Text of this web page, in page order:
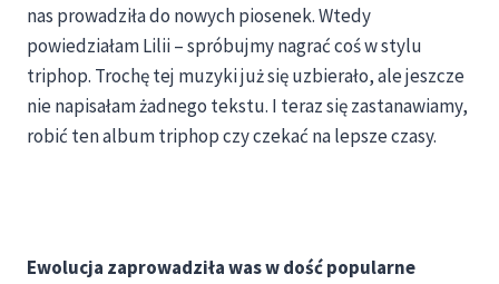
nas prowadziła do nowych piosenek. Wtedy
powiedziałam Lilii – spróbujmy nagrać coś w stylu
triphop. Trochę tej muzyki już się uzbierało, ale jeszcze
nie napisałam żadnego tekstu. I teraz się zastanawiamy,
robić ten album triphop czy czekać na lepsze czasy.
Ewolucja zaprowadziła was w dość popularne